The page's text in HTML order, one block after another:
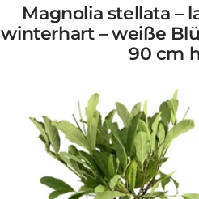
Magnolia stellata –
winterhart – weiße
90 cm